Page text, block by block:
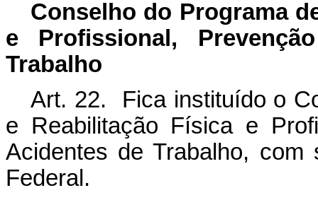
Conselho do Programa
e Profissional,
Trabalho
Art. 22. Fica instituído o
e Reabilitação Física e
Acidentes de Trabalho,
Federal.